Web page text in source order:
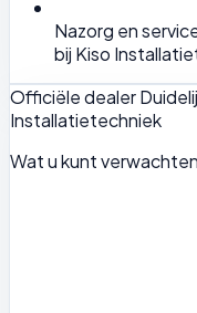
Nazorg en
bij Kiso
Officiële dealer
Installatietechniek
Wat u kunt verwachten